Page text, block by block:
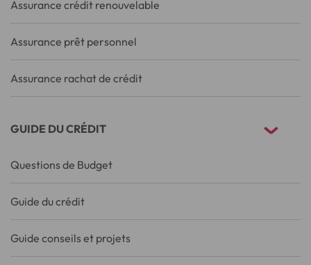
Assurance crédit renouvelable
Assurance prêt personnel
Assurance rachat de crédit
GUIDE DU CRÉDIT
Questions de Budget
Guide du crédit
Guide conseils et projets